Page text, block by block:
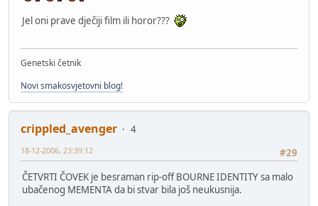
Jel oni prave dječiji film ili horor???
Genetski četnik
Novi smakosvjetovni blog!
crippled_avenger
4
#29
18-12-2006, 23:39:12
ČETVRTI ČOVEK je besraman rip-off BOURNE IDENTITY sa malo
ubačenog MEMENTA da bi stvar bila još neukusnija.